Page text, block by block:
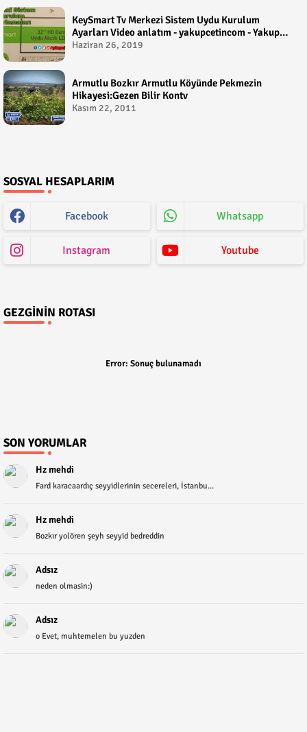
KeySmart Tv Merkezi Sistem Uydu Kurulum
Ayarları Video anlatım - yakupcetincom - Yakup
Çetin
Haziran 26, 2019
Armutlu Bozkır Armutlu Köyünde Pekmezin
Hikayesi:Gezen Bilir Kontv
Kasım 22, 2011
SOSYAL HESAPLARIM
Facebook Whatsapp
Instagram Youtube
GEZGININ ROTASI
Error: Sonuç bulunamadı
SON YORUMLAR
Hz mehdi
Fard karacaardıç seyyidlerinin secereleri, İstanbu...
Hz mehdi
Bozkır yolören şeyh seyyid bedreddin
Adsız
neden olmasin:)
Adsız
o Evet, muhtemelen bu yuzden